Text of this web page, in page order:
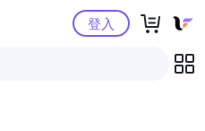
Yahoo購物中心登入